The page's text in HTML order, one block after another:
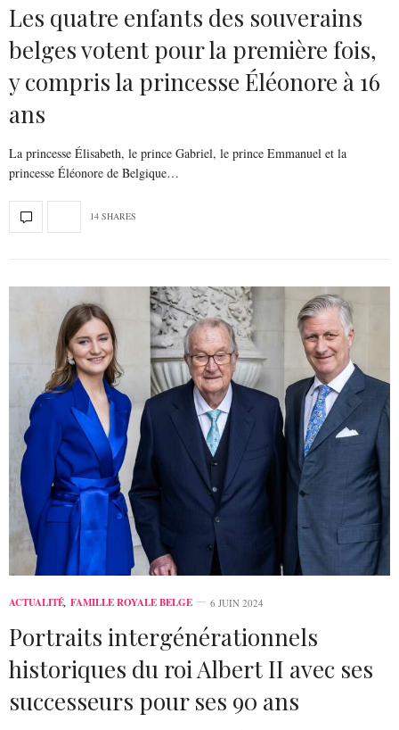
Les quatre enfants des souverains
belges votent pour la première fois,
y compris la princesse Éléonore à 16
ans
La princesse Élisabeth, le prince Gabriel, le prince Emmanuel et la
princesse Éléonore de Belgique…
14 SHARES
ACTUALITÉ, FAMILLE ROYALE BELGE 6 JUIN 2024
Portraits intergénérationnels
historiques du roi Albert II avec ses
successeurs pour ses 90 ans